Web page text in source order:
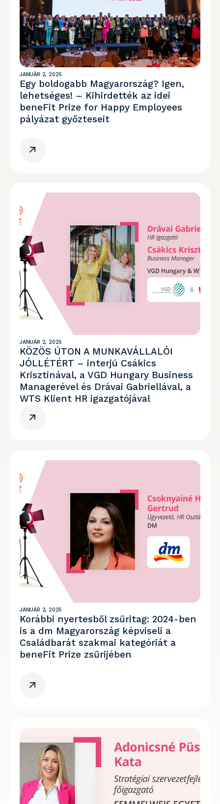
JANUÁR 2, 2025
Egy boldogabb Magyarország? Igen,
lehetséges! – Kihirdették az idei
beneFit Prize for Happy Employees
pályázat győzteseit
JANUÁR 2, 2025
KÖZÖS ÚTON A MUNKAVÁLLALÓI
JÓLLÉTÉRT – interjú Csákics
Krisztinával, a VGD Hungary Business
Managerével és Drávai Gabriellával, a
WTS Klient HR igazgatójával
JANUÁR 2, 2025
Korábbi nyertesből zsűritag: 2024-ben
is a dm Magyarország képviseli a
Családbarát szakmai kategóriát a
beneFit Prize zsűrijében